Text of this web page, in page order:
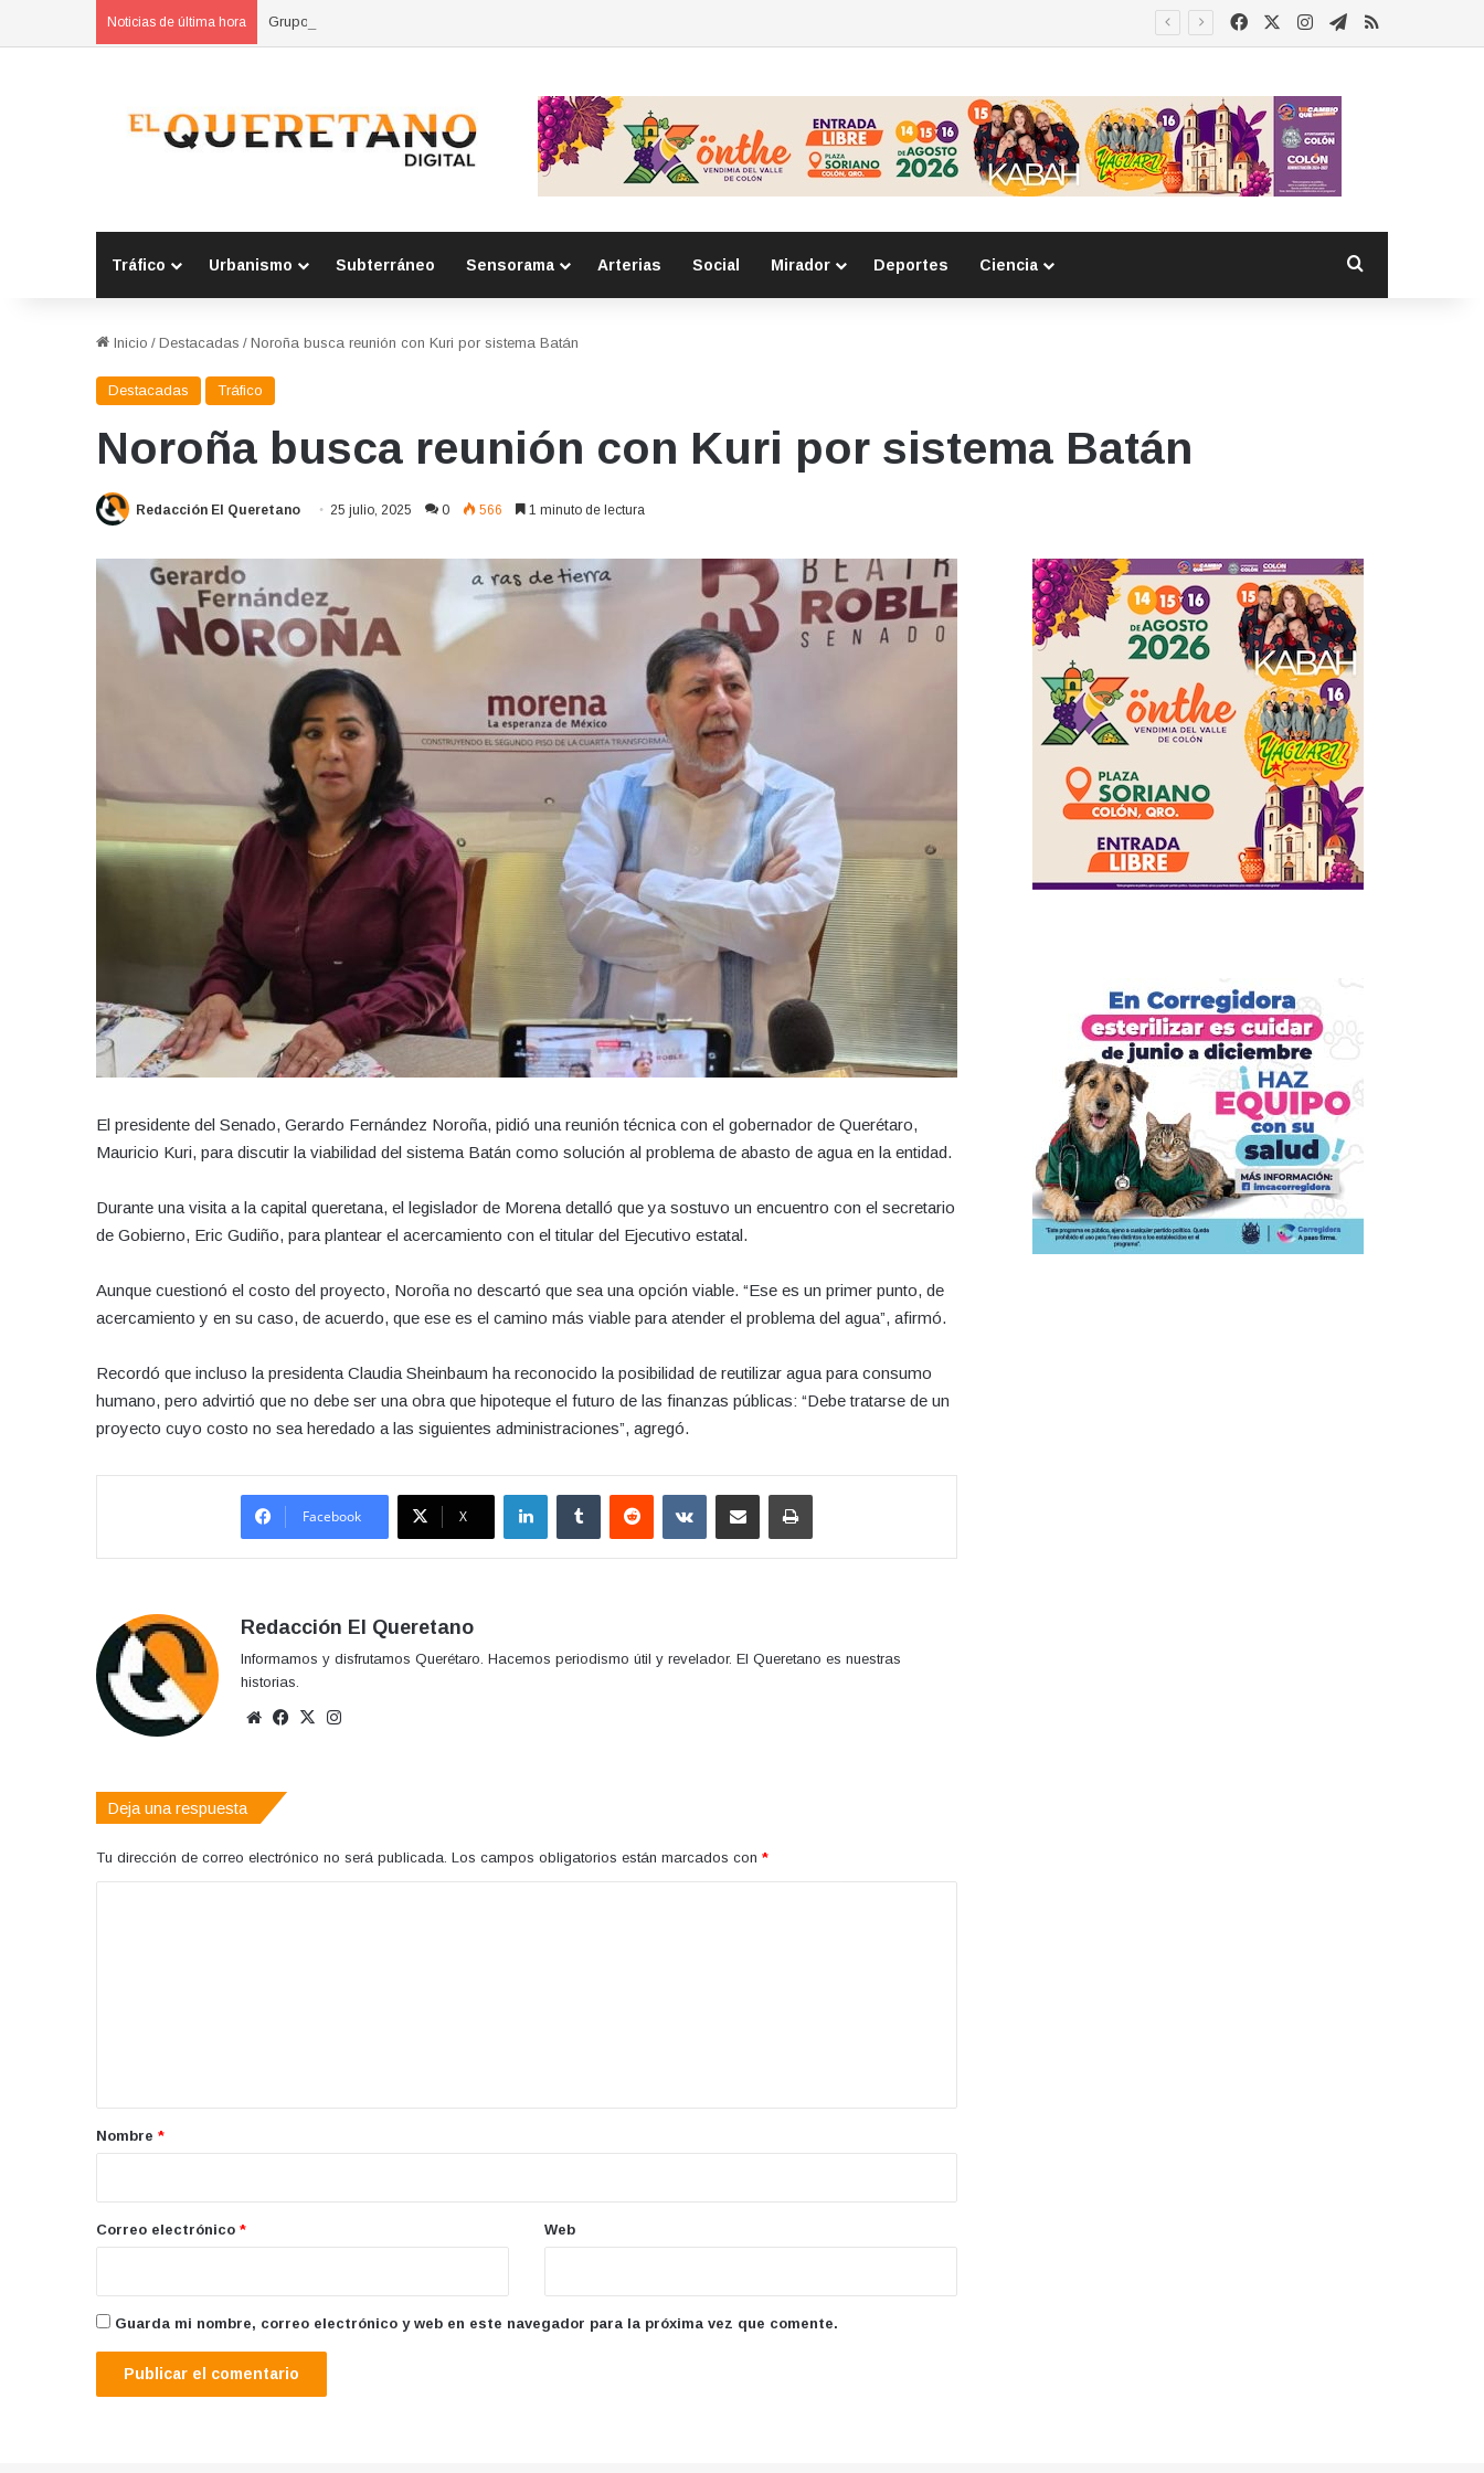
Noticias de última hora Grupo Interpolicial Metropolitano detienen a tres personas por posesión de sustancias ilícitas en Huimilpan FacebookInstagram
Telegram
RSS
Tráfico Urbanismo Subterráneo Sensorama Arterias Social Mirador Deportes Ciencia
Inicio / Destacadas / Noroña busca reunión con Kuri por sistema Batán
Destacadas Tráfico
Noroña busca reunión con Kuri por sistema Batán
Redacción El Queretano 25 julio, 2025 0 566 1 minuto de lectura
El presidente del Senado, Gerardo Fernández Noroña, pidió una reunión técnica con el gobernador de Querétaro,
Mauricio Kuri, para discutir la viabilidad del sistema Batán como solución al problema de abasto de agua en la entidad.
Durante una visita a la capital queretana, el legislador de Morena detalló que ya sostuvo un encuentro con el secretario
de Gobierno, Eric Gudiño, para plantear el acercamiento con el titular del Ejecutivo estatal.
Aunque cuestionó el costo del proyecto, Noroña no descartó que sea una opción viable. “Ese es un primer punto, de
acercamiento y en su caso, de acuerdo, que ese es el camino más viable para atender el problema del agua”, afirmó.
Recordó que incluso la presidenta Claudia Sheinbaum ha reconocido la posibilidad de reutilizar agua para consumo
humano, pero advirtió que no debe ser una obra que hipoteque el futuro de las finanzas públicas: “Debe tratarse de un
proyecto cuyo costo no sea heredado a las siguientes administraciones”, agregó.
Facebook X
LinkedInTumblr Reddit VKontakteCompartir por correo electrónicoImprimir
Redacción El Queretano
Informamos y disfrutamos Querétaro. Hacemos periodismo útil y revelador. El Queretano es nuestras
historias.
Sitio
Facebook
X
Deja una respuesta
Tu dirección de correo electrónico no será publicada. Los campos obligatorios están marcados con *
r
*
Nombre *
Correo electrónico * Web
Guarda mi nombre, correo electrónico y web en este navegador para la próxima vez que comente.